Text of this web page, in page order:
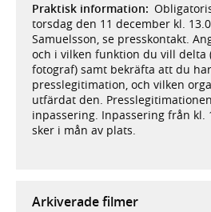
Praktisk information:
torsdag den 11 december kl.
Samuelsson, se presskontakt.
och i vilken funktion du vill delta
fotograf) samt bekräfta att du
presslegitimation, och vilken
utfärdat den.
inpassering. Inpassering från kl.
sker i mån av plats.
Arkiverade filmer